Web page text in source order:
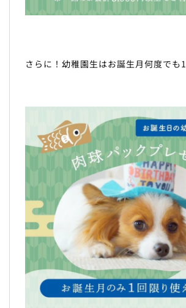
さらに！幼稚園生はお誕生月何度でも